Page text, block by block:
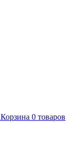
Корзина 0 товаров